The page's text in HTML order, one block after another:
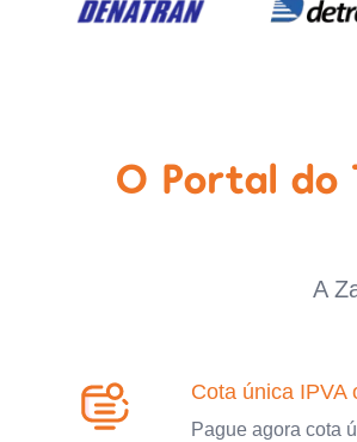
O Portal do
A
Cota única IPVA
Pague agora cota